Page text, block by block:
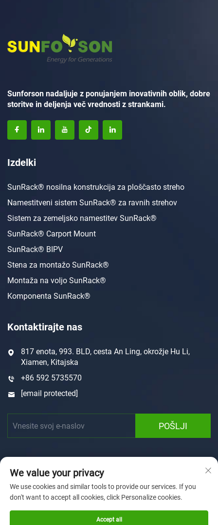
Sunforson nadaljuje z ponujanjem inovativnih oblik, dobre
storitve in deljenja več vrednosti z strankami.
Izdelki
SunRack® nosilna konstrukcija za ploščasto streho
Namestitveni sistem SunRack® za ravnih strehov
Sistem za zemeljsko namestitev SunRack®
SunRack® Carport Mount
SunRack® BIPV
Stena za montažo SunRack®
Montaža na voljo SunRack®
Komponenta SunRack®
Kontaktirajte nas
817 enota, 993. BLD, cesta An Ling, okrožje Hu Li,
Xiamen, Kitajska
+86 592 5735570
[email protected]
POŠLJI
Avtorske pravice © 2025 Xiamen Sunforson Power Co., Ltd
Politika zasebnosti
We value your privacy
We use cookies and similar tools to provide our services. If you
don't want to accept all cookies, click Personalize cookies.
Accept all